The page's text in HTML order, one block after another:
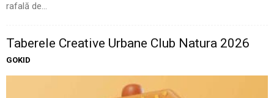
rafală de...
Taberele Creative Urbane Club Natura 2026
GOKID